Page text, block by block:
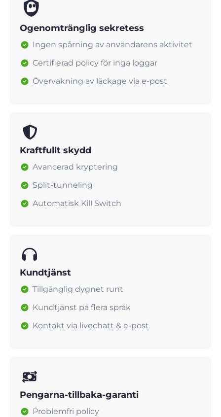
Ogenomtränglig sekretess
Ingen spårning av användarens aktivitet
Certifierad policy för inga loggar
Övervakning av läckage via e-post
Kraftfullt skydd
Avancerad kryptering
Split-tunneling
Automatisk Kill Switch
Kundtjänst
Tillgänglig dygnet runt
Kundtjänst på flera språk
Kontakt via livechatt & e-post
Pengarna-tillbaka-garanti
Problemfri policy